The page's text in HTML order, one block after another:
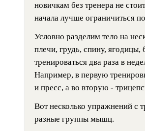
новичкам без тренера не
начала лучше ограничиться
Условно разделим тело на
плечи, грудь, спину, ягодицы,
тренироваться два раза в
Например, в первую
и пресс, а во вторую -
Вот несколько упражнений с
разные группы мышц.